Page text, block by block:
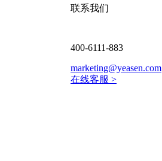
联系我们
400-6111-883
marketing@yeasen.com
在线客服 >